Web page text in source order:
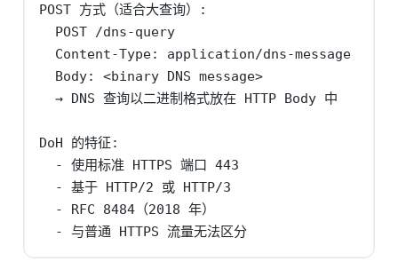
POST 方式（适合大查询）:
  POST /dns-query
  Content-Type: application/dns-message
  Body: <binary DNS message>
  → DNS 查询以二进制格式放在 HTTP Body 中
DoH 的特征:
  - 使用标准 HTTPS 端口 443
  - 基于 HTTP/2 或 HTTP/3
  - RFC 8484（2018 年）
  - 与普通 HTTPS 流量无法区分